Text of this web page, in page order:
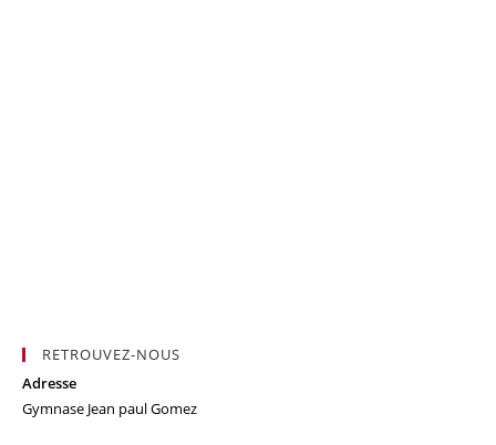
RETROUVEZ-NOUS
Adresse
Gymnase Jean paul Gomez